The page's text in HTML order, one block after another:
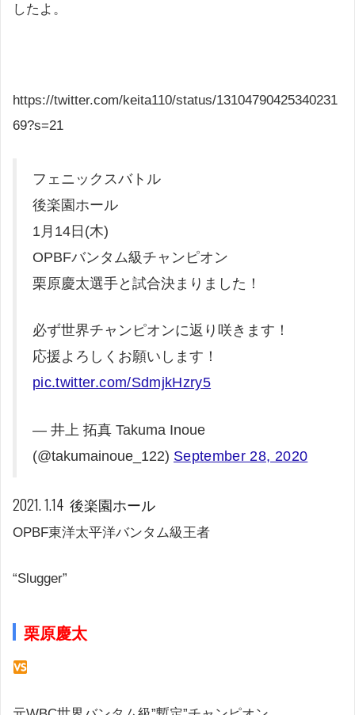
したよ。
https://twitter.com/keita110/status/13104790425340231
69?s=21
フェニックスバトル
後楽園ホール
1月14日(木)
OPBFバンタム級チャンピオン
栗原慶太選手と試合決まりました！
必ず世界チャンピオンに返り咲きます！
応援よろしくお願いします！
pic.twitter.com/SdmjkHzry5
— 井上 拓真 Takuma Inoue
(@takumainoue_122) September 28, 2020
2021. 1.14 後楽園ホール
OPBF東洋太平洋バンタム級王者
“Slugger”
栗原慶太